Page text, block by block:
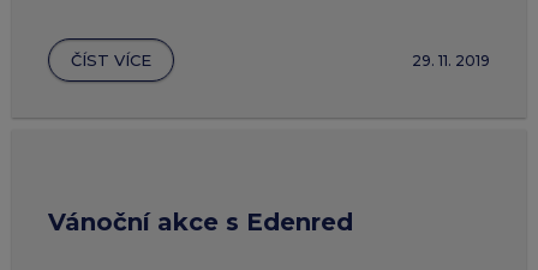
ČÍST VÍCE 29. 11. 2019
Vánoční akce s Edenred